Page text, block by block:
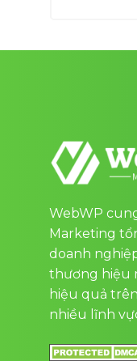
WebWP
Marketing
doanh
thương hiệu
hiệu quả
nhiều lĩnh